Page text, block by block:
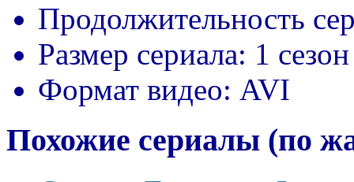
Продолжительность
Размер сериала: 1
Формат видео: AVI
Похожие сериалы (по